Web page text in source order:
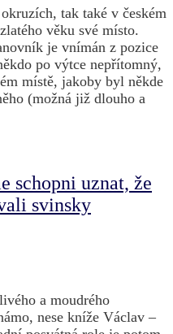
tak také v českém
věku své místo.
je vnímán z pozice
po výtce nepřítomný,
místě, jakoby byl někde
(možná již dlouho a
schopni uznat, že
svinsky
a moudrého
nese kníže Václav –